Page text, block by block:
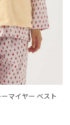
マイヤー ベスト